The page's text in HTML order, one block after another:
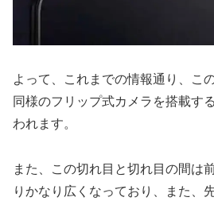
よって、これまでの情報通り、こ
同様のフリップ式カメラを搭載す
われます。
また、この切れ目と切れ目の間は
りかなり広くなっており、また、